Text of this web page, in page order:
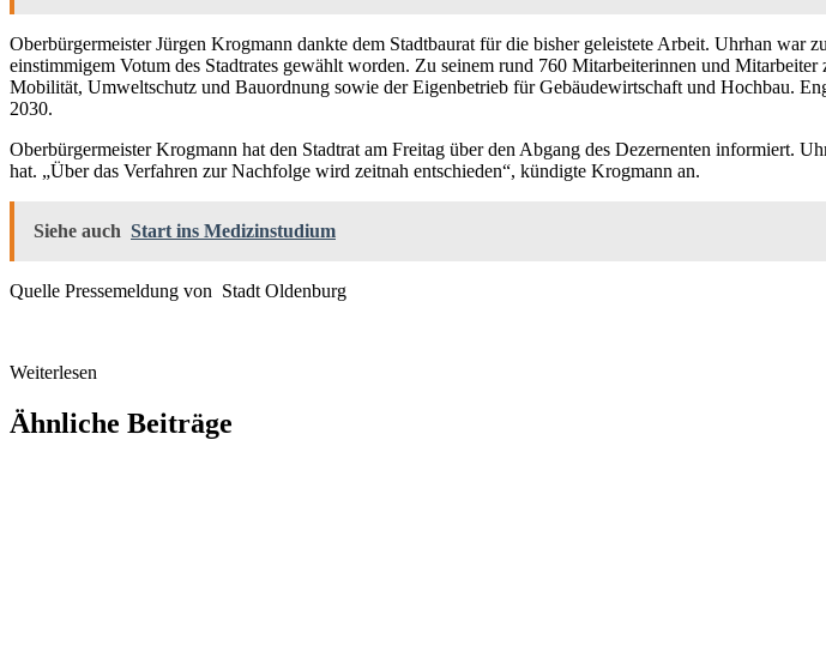
Oberbürgermeister Jürgen Krogmann dankte dem Stadtbaurat für die bisher geleistete Arbeit. Uhrhan war
einstimmigem Votum des Stadtrates gewählt worden. Zu seinem rund 760 Mitarbeiterinnen und
Mobilität, Umweltschutz und Bauordnung sowie der Eigenbetrieb für Gebäudewirtschaft und Hochbau.
2030.
Oberbürgermeister Krogmann hat den Stadtrat am Freitag über den Abgang des Dezernenten informiert.
hat. „Über das Verfahren zur Nachfolge wird zeitnah entschieden“, kündigte Krogmann an.
Siehe auch Start ins Medizinstudium
Quelle Pressemeldung von Stadt Oldenburg
Weiterlesen
Ähnliche Beiträge